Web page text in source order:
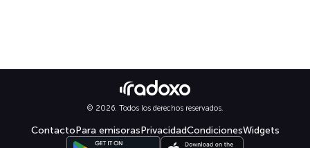
© 2026. Todos los derechos reservados.
ContactoPara emisorasPrivacidadCondicionesWidgets